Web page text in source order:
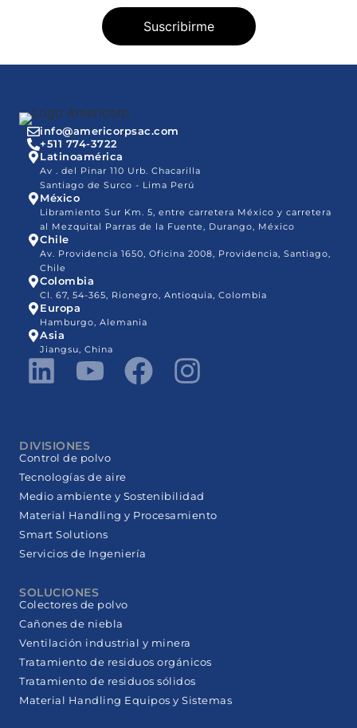
info@americorpsac.com
+511 774-3722
Latinoamérica
Av . del Pinar 110 Urb. Chacarilla
Santiago de Surco - Lima Perú
México
Libramiento Sur Km. 5, entre carretera México y carretera
al Mezquital Parras de la Fuente, Durango, México
Chile
Av. Providencia 1650, Oficina 2008, Providencia, Santiago,
Chile
Colombia
Cl. 67, 54-365, Rionegro, Antioquia, Colombia
Europa
Hamburgo, Alemania
Asia
Jiangsu, China
DIVISIONES
Control de polvo
Tecnologías de aire
Medio ambiente y Sostenibilidad
Material Handling y Procesamiento
Smart Solutions
Servicios de Ingeniería
SOLUCIONES
Colectores de polvo
Cañones de niebla
Ventilación industrial y minera
Tratamiento de residuos orgánicos
Tratamiento de residuos sólidos
Material Handling Equipos y Sistemas